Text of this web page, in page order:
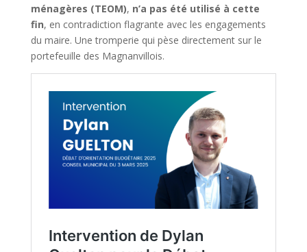
ménagères (TEOM), n’a pas été utilisé à cette
fin, en contradiction flagrante avec les engagements
du maire. Une tromperie qui pèse directement sur le
portefeuille des Magnanvillois.